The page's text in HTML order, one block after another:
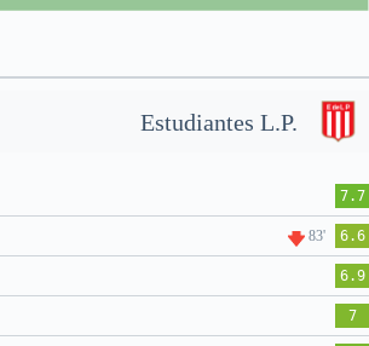
Estudiantes L.P.
7.7
83' 6.6
6.9
7